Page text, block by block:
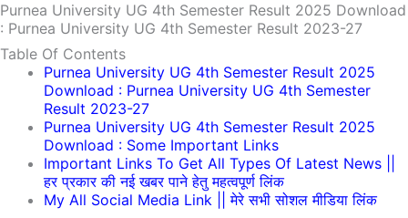
Purnea University UG 4th Semester Result 2025 Download
: Purnea University UG 4th Semester Result 2023-27
Table Of Contents
Purnea University UG 4th Semester Result 2025
Download : Purnea University UG 4th Semester
Result 2023-27
Purnea University UG 4th Semester Result 2025
Download : Some Important Links
Important Links To Get All Types Of Latest News ||
हर प्रकार की नई खबर पाने हेतु महत्वपूर्ण लिंक
My All Social Media Link || मेरे सभी सोशल मीडिया लिंक